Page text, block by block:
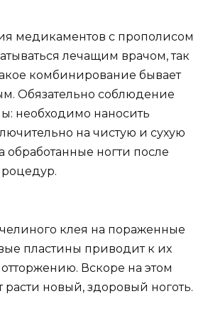
медикаментов с прополисом
лечащим врачом, так
комбинирование бывает
Обязательно соблюдение
необходимо наносить
на чистую и сухую
обработанные ногти после
клея на пораженные
пластины приводит к их
Вскоре на этом
расти новый, здоровый ноготь.